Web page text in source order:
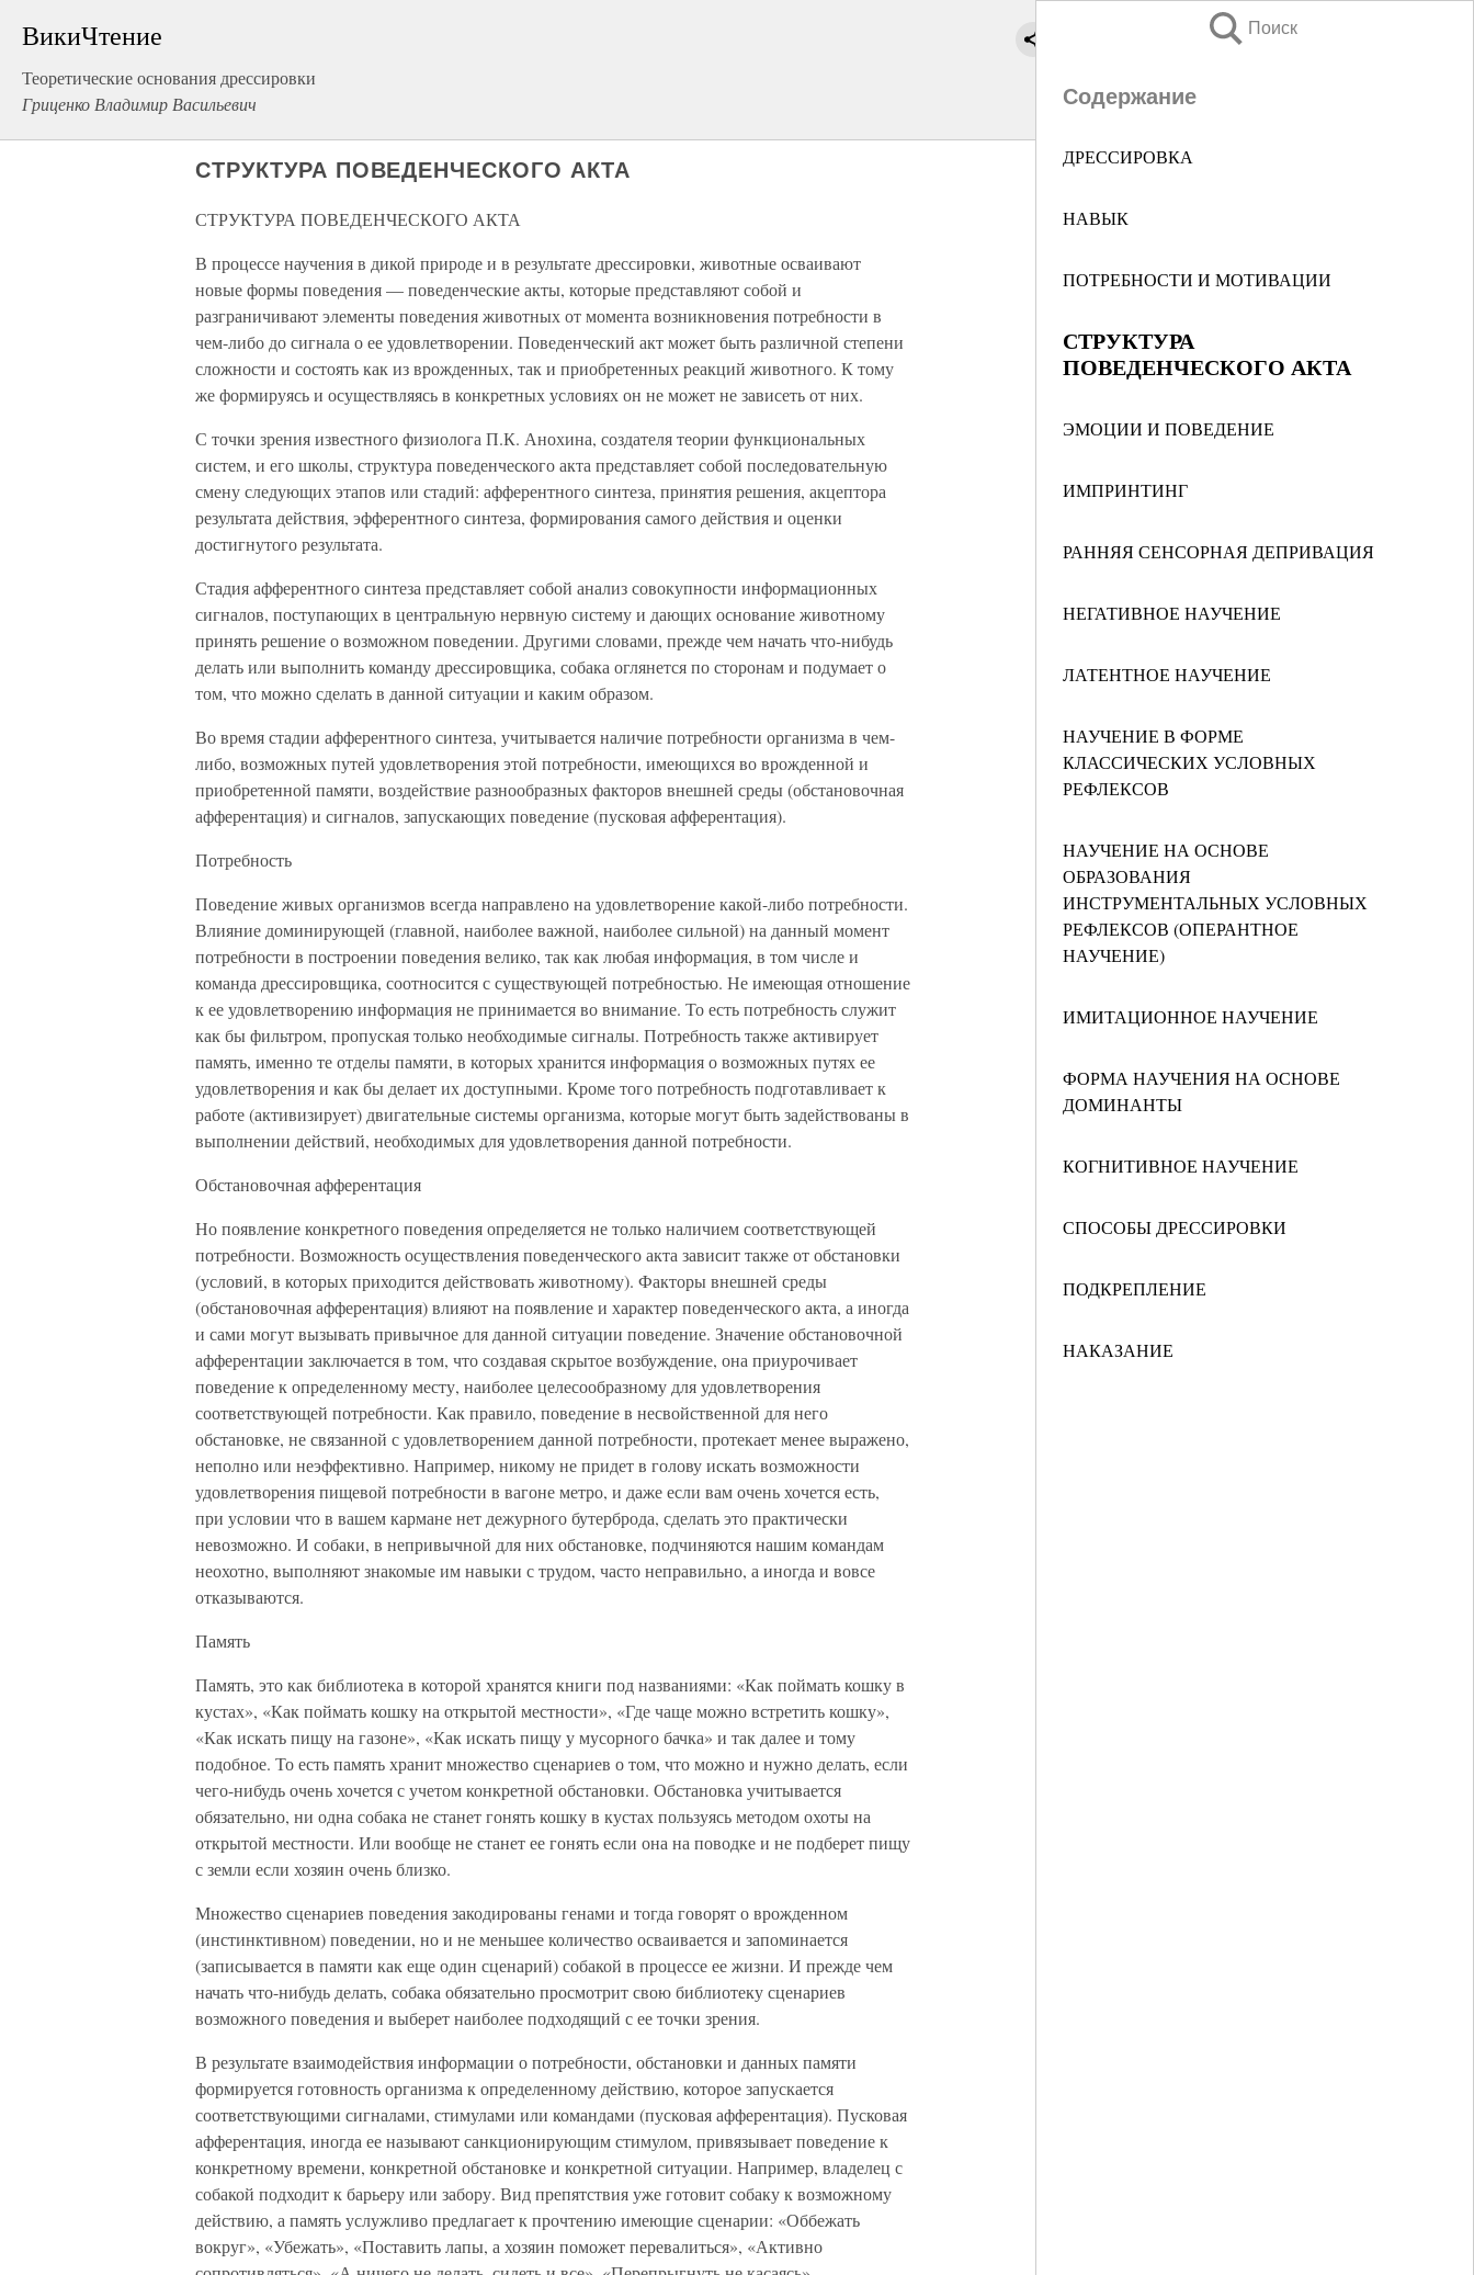
ВикиЧтение
Теоретические основания дрессировки
Гриценко Владимир Васильевич
Поиск
Содержание
ДРЕССИРОВКА
НАВЫК
ПОТРЕБНОСТИ И МОТИВАЦИИ
СТРУКТУРА
ПОВЕДЕНЧЕСКОГО АКТА
ЭМОЦИИ И ПОВЕДЕНИЕ
ИМПРИНТИНГ
РАННЯЯ СЕНСОРНАЯ ДЕПРИВАЦИЯ
НЕГАТИВНОЕ НАУЧЕНИЕ
ЛАТЕНТНОЕ НАУЧЕНИЕ
НАУЧЕНИЕ В ФОРМЕ
КЛАССИЧЕСКИХ УСЛОВНЫХ
РЕФЛЕКСОВ
НАУЧЕНИЕ НА ОСНОВЕ
ОБРАЗОВАНИЯ
ИНСТРУМЕНТАЛЬНЫХ УСЛОВНЫХ
РЕФЛЕКСОВ (ОПЕРАНТНОЕ
НАУЧЕНИЕ)
ИМИТАЦИОННОЕ НАУЧЕНИЕ
ФОРМА НАУЧЕНИЯ НА ОСНОВЕ
ДОМИНАНТЫ
КОГНИТИВНОЕ НАУЧЕНИЕ
СПОСОБЫ ДРЕССИРОВКИ
ПОДКРЕПЛЕНИЕ
НАКАЗАНИЕ
СТРУКТУРА ПОВЕДЕНЧЕСКОГО АКТА
СТРУКТУРА ПОВЕДЕНЧЕСКОГО АКТА
В процессе научения в дикой природе и в результате дрессировки, животные осваивают
новые формы поведения — поведенческие акты, которые представляют собой и
разграничивают элементы поведения животных от момента возникновения потребности в
чем-либо до сигнала о ее удовлетворении. Поведенческий акт может быть различной степени
сложности и состоять как из врожденных, так и приобретенных реакций животного. К тому
же формируясь и осуществляясь в конкретных условиях он не может не зависеть от них.
С точки зрения известного физиолога П.К. Анохина, создателя теории функциональных
систем, и его школы, структура поведенческого акта представляет собой последовательную
смену следующих этапов или стадий: афферентного синтеза, принятия решения, акцептора
результата действия, эфферентного синтеза, формирования самого действия и оценки
достигнутого результата.
Стадия афферентного синтеза представляет собой анализ совокупности информационных
сигналов, поступающих в центральную нервную систему и дающих основание животному
принять решение о возможном поведении. Другими словами, прежде чем начать что-нибудь
делать или выполнить команду дрессировщика, собака оглянется по сторонам и подумает о
том, что можно сделать в данной ситуации и каким образом.
Во время стадии афферентного синтеза, учитывается наличие потребности организма в чем-
либо, возможных путей удовлетворения этой потребности, имеющихся во врожденной и
приобретенной памяти, воздействие разнообразных факторов внешней среды (обстановочная
афферентация) и сигналов, запускающих поведение (пусковая афферентация).
Потребность
Поведение живых организмов всегда направлено на удовлетворение какой-либо потребности.
Влияние доминирующей (главной, наиболее важной, наиболее сильной) на данный момент
потребности в построении поведения велико, так как любая информация, в том числе и
команда дрессировщика, соотносится с существующей потребностью. Не имеющая отношение
к ее удовлетворению информация не принимается во внимание. То есть потребность служит
как бы фильтром, пропуская только необходимые сигналы. Потребность также активирует
память, именно те отделы памяти, в которых хранится информация о возможных путях ее
удовлетворения и как бы делает их доступными. Кроме того потребность подготавливает к
работе (активизирует) двигательные системы организма, которые могут быть задействованы в
выполнении действий, необходимых для удовлетворения данной потребности.
Обстановочная афферентация
Но появление конкретного поведения определяется не только наличием соответствующей
потребности. Возможность осуществления поведенческого акта зависит также от обстановки
(условий, в которых приходится действовать животному). Факторы внешней среды
(обстановочная афферентация) влияют на появление и характер поведенческого акта, а иногда
и сами могут вызывать привычное для данной ситуации поведение. Значение обстановочной
афферентации заключается в том, что создавая скрытое возбуждение, она приурочивает
поведение к определенному месту, наиболее целесообразному для удовлетворения
соответствующей потребности. Как правило, поведение в несвойственной для него
обстановке, не связанной с удовлетворением данной потребности, протекает менее выражено,
неполно или неэффективно. Например, никому не придет в голову искать возможности
удовлетворения пищевой потребности в вагоне метро, и даже если вам очень хочется есть,
при условии что в вашем кармане нет дежурного бутерброда, сделать это практически
невозможно. И собаки, в непривычной для них обстановке, подчиняются нашим командам
неохотно, выполняют знакомые им навыки с трудом, часто неправильно, а иногда и вовсе
отказываются.
Память
Память, это как библиотека в которой хранятся книги под названиями: «Как поймать кошку в
кустах», «Как поймать кошку на открытой местности», «Где чаще можно встретить кошку»,
«Как искать пищу на газоне», «Как искать пищу у мусорного бачка» и так далее и тому
подобное. То есть память хранит множество сценариев о том, что можно и нужно делать, если
чего-нибудь очень хочется с учетом конкретной обстановки. Обстановка учитывается
обязательно, ни одна собака не станет гонять кошку в кустах пользуясь методом охоты на
открытой местности. Или вообще не станет ее гонять если она на поводке и не подберет пищу
с земли если хозяин очень близко.
Множество сценариев поведения закодированы генами и тогда говорят о врожденном
(инстинктивном) поведении, но и не меньшее количество осваивается и запоминается
(записывается в памяти как еще один сценарий) собакой в процессе ее жизни. И прежде чем
начать что-нибудь делать, собака обязательно просмотрит свою библиотеку сценариев
возможного поведения и выберет наиболее подходящий с ее точки зрения.
В результате взаимодействия информации о потребности, обстановки и данных памяти
формируется готовность организма к определенному действию, которое запускается
соответствующими сигналами, стимулами или командами (пусковая афферентация). Пусковая
афферентация, иногда ее называют санкционирующим стимулом, привязывает поведение к
конкретному времени, конкретной обстановке и конкретной ситуации. Например, владелец с
собакой подходит к барьеру или забору. Вид препятствия уже готовит собаку к возможному
действию, а память услужливо предлагает к прочтению имеющие сценарии: «Оббежать
вокруг», «Убежать», «Поставить лапы, а хозяин поможет перевалиться», «Активно